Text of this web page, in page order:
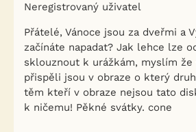
Neregistrovaný uživatel
Přátelé, Vánoce jsou za dveřmi a
začínáte napadat? Jak lehce lze
sklouznout k urážkám, myslím že
přispěli jsou v obraze o který
těm kteří v obraze nejsou tato
k ničemu! Pěkné svátky. cone